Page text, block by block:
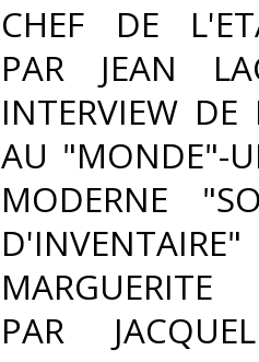
CHEF DE
PAR JEAN
INTERVIEW
AU "MONDE"-
MODERNE
MARGUERITE
PAR